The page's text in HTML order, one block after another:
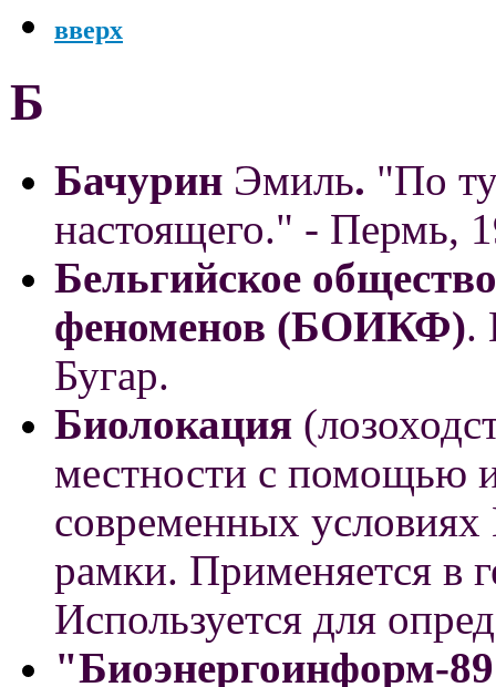
вверх
Б
Бачурин Эмиль. "По
настоящего." - Пермь,
Бельгийское
феноменов (БОИКФ).
Бугар.
Биолокация
местности с помощью
современных
рамки. Применяется в
Используется для
"Биоэнергоинформ-